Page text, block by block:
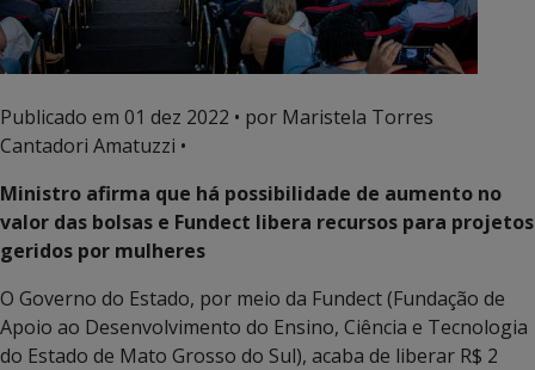
Publicado em 01 dez 2022 • por Maristela Torres
Cantadori Amatuzzi •
Ministro afirma que há possibilidade de aumento no
valor das bolsas e Fundect libera recursos para projetos
geridos por mulheres
O Governo do Estado, por meio da Fundect (Fundação de
Apoio ao Desenvolvimento do Ensino, Ciência e Tecnologia
do Estado de Mato Grosso do Sul), acaba de liberar R$ 2